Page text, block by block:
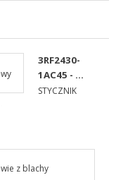
3RF2430-
1AC45 - ...
STYCZNIK